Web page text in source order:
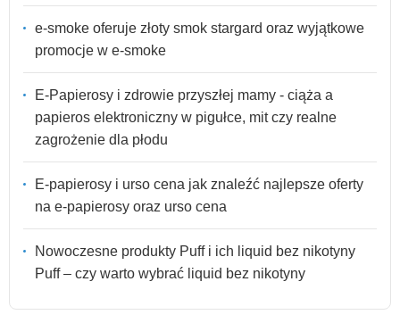
e-smoke oferuje złoty smok stargard oraz wyjątkowe
promocje w e-smoke
E-Papierosy i zdrowie przyszłej mamy - ciąża a
papieros elektroniczny w pigułce, mit czy realne
zagrożenie dla płodu
E-papierosy i urso cena jak znaleźć najlepsze oferty
na e-papierosy oraz urso cena
Nowoczesne produkty Puff i ich liquid bez nikotyny
Puff – czy warto wybrać liquid bez nikotyny